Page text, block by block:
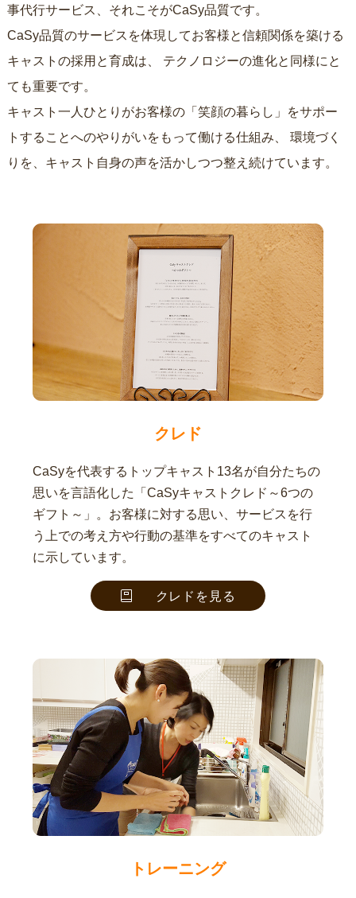
事代行サービス、それこそがCaSy品質です。
CaSy品質のサービスを体現してお客様と信頼関係を築ける
キャストの採用と育成は、
ても重要です。
キャスト一人ひとりがお客様の「笑顔の暮らし」をサポー
トすることへのやりがいをもって働ける仕組み、
りを、キャスト自身の声を活かしつつ整え続けています。
クレド
CaSyを代表するトップキャスト13名が自分たちの
思いを言語化した「CaSyキャストクレド～6つの
ギフト～」。お客様に対する思い、サービスを行
う上での考え方や行動の基準をすべてのキャスト
に示しています。
クレドを見る
トレーニング